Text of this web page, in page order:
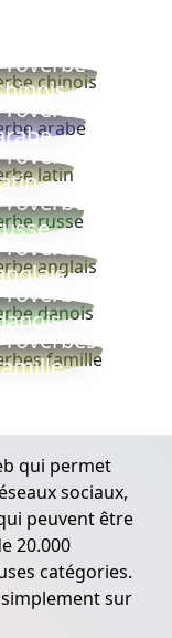
qui permet
sociaux,
peuvent être
20.000
catégories.
sur